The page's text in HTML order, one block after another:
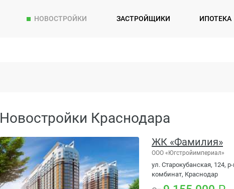
НОВОСТРОЙКИ ЗАСТРОЙЩИКИ ИПОТЕКА
Новостройки Краснодара
ЖК «Фамилия»
ООО «Югстройимпериал»
ул. Старокубанская, 124,
комбинат, Краснодар